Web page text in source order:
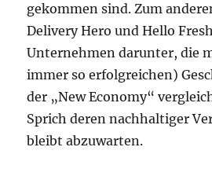
gekommen sind. Zum
Delivery Hero und Hello
Unternehmen darunter, die
immer so erfolgreichen)
der „New Economy“
Sprich deren nachhaltiger
bleibt abzuwarten.